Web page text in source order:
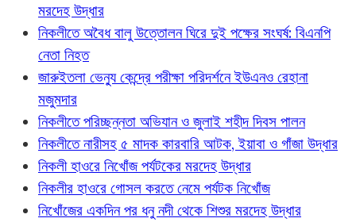
মরদেহ উদ্ধার
নিকলীতে অবৈধ বালু উত্তোলন ঘিরে দুই পক্ষের সংঘর্ষ: বিএনপি
নেতা নিহত
জারুইতলা ভেন্যু কেন্দ্রে পরীক্ষা পরিদর্শনে ইউএনও রেহানা
মজুমদার
নিকলীতে পরিচ্ছন্নতা অভিযান ও জুলাই শহীদ দিবস পালন
নিকলীতে নারীসহ ৫ মাদক কারবারি আটক, ইয়াবা ও গাঁজা উদ্ধার
নিকলী হাওরে নিখোঁজ পর্যটকের মরদেহ উদ্ধার
নিকলীর হাওরে গোসল করতে নেমে পর্যটক নিখোঁজ
নিখোঁজের একদিন পর ধনু নদী থেকে শিশুর মরদেহ উদ্ধার